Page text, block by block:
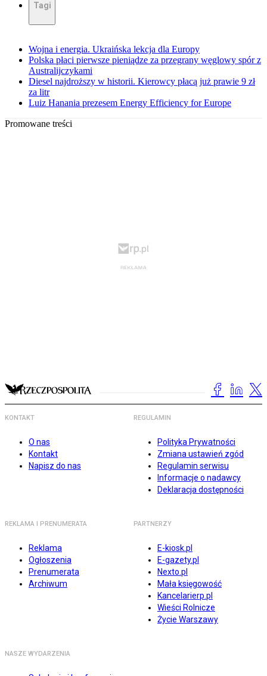
Tagi
Wojna i energia. Ukraińska lekcja dla Europy
Polska płaci pierwsze pieniądze za przegrany węglowy spór z
Australijczykami
Diesel najdroższy w historii. Kierowcy płacą już prawie 9 zł
za litr
Luiz Hanania prezesem Energy Efficiency for Europe
Promowane treści
KONTAKT
O nas
Kontakt
Napisz do nas
REGULAMIN
Polityka Prywatności
Zmiana ustawień zgód
Regulamin serwisu
Informacje o nadawcy
Deklaracja dostępności
REKLAMA I PRENUMERATA
Reklama
Ogłoszenia
Prenumerata
Archiwum
PARTNERZY
E-kiosk.pl
E-gazety.pl
Nexto.pl
Mała księgowość
Kancelarierp.pl
Wieści Rolnicze
Życie Warszawy
NASZE WYDARZENIA